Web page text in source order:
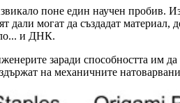
поне един научен пробив.
дали могат да създадат
и ДНК.
заради способността им
на механичните